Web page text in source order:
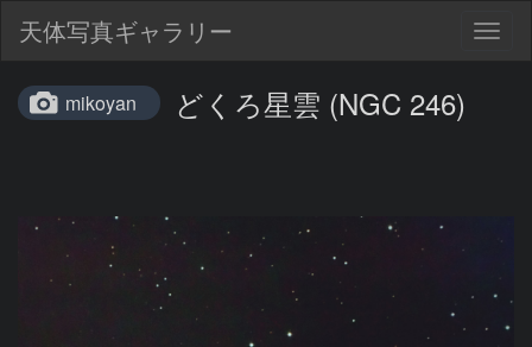
天体写真ギャラリー
mikoyan どくろ星雲 (NGC 246)